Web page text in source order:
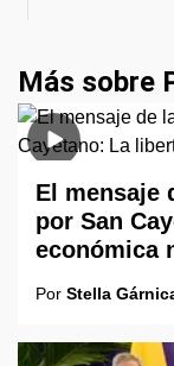
Más sobre
El mensaje
por San
económica
Por Stella